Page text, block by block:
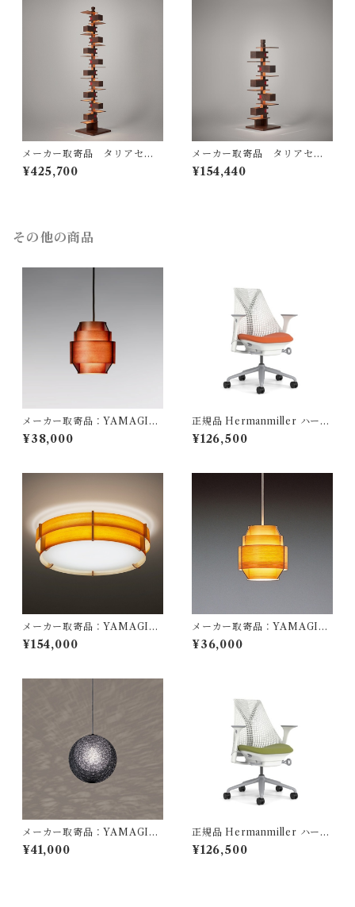
メーカー取寄品 タリアセン
TALIESIN® 2 （322S726
4） / Frank Lloyd Wright /
¥425,700
メーカー取寄品 タリアセン
TALIESIN3 ウォルナット 32
2S7265（S2311H）/ Frank
¥154,440
その他の商品
メーカー取寄品：YAMAGIW
A（ヤマギワ）/ 323F-216H /
Jakobsson Lamp（ヤコブソ
¥38,000
正規品 Hermanmiller ハーマ
ンミラー / セイルチェア スタ
ジオホワイト スパイスAS-5 /
¥126,500
メーカー取寄品：YAMAGIW
A（ヤマギワ）/ 323L1016-3
20X-232 / Jakobsson Lamp
¥154,000
メーカー取寄品：YAMAGIW
A（ヤマギワ）/ 323F-216 / J
akobsson Lamp（ヤコブソン
¥36,000
メーカー取寄品：YAMAGIW
A（ヤマギワ）/ 321P2948B /
MAYUHANA（マユハナ）m
¥41,000
正規品 Hermanmiller ハーマ
ンミラー / セイルチェア スタ
ジオホワイト / アボカド AS-7
¥126,500